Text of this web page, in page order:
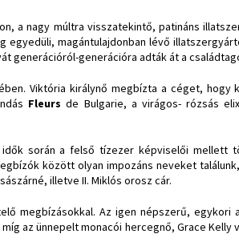
a nagy múltra visszatekintő, patináns
egyedüli, magántulajdonban lévő
generációról-generációra adták át a
Viktória királynő megbízta a céget, hogy
Fleurs de Bulgarie, a virágos- rózsás
során a felső tízezer képviselői mellett
között olyan impozáns neveket
illetve II. Miklós orosz cár.
megbízásokkal. Az igen népszerű, egykori
az ünnepelt monacói hercegnő, Grace Kelly